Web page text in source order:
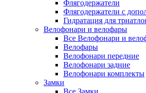
Флягодержатели
Флягодержатели с
Гидратация для
Велофонари и велофары
Все Велофонари и
Велофары
Велофонари передние
Велофонари задние
Велофонари комплекты
Замки
Все Замки